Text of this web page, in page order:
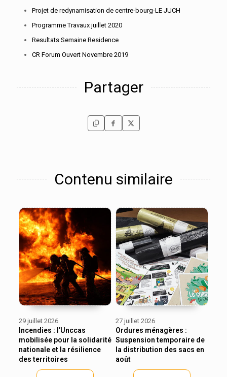
Projet de redynamisation de centre-bourg-LE JUCH
Programme Travaux juillet 2020
Resultats Semaine Residence
CR Forum Ouvert Novembre 2019
Partager
Contenu similaire
29 juillet 2026
Incendies : l’Unccas
mobilisée pour la solidarité
nationale et la résilience
des territoires
27 juillet 2026
Ordures ménagères :
Suspension temporaire de
la distribution des sacs en
août